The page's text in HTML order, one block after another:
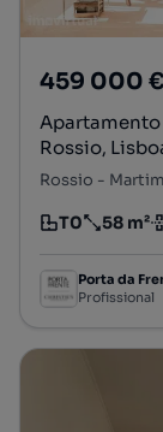
459 000 €
Apartamento
Rossio,
Rossio -
Tipologia
T0
Preço por58 m²
Andar
Porta da
Profissional